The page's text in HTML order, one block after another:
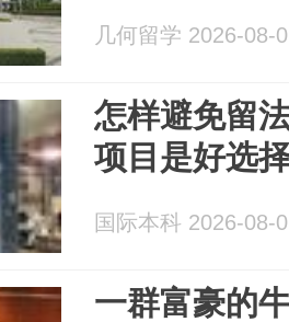
几何留学 2026-08-
怎样避免留
项目是好选
国际本科 2026-08-
一群富豪的